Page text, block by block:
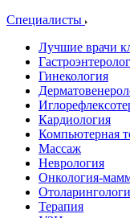
Специалисты
Лучшие врачи
Гинекология
Кардиология
Компьютерная
Массаж
Неврология
Онкология-
Терапия